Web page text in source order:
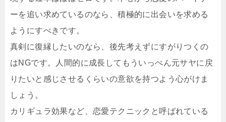
ーを追い求めているのなら、積極的に出会いを求める
ようにすべきです。
真剣に復縁したいのなら、後先考えずにすがりつくの
はNGです。人間的に成長してもういっぺん元サヤに戻
りたいと感じさせるくらいの意欲を持つよう心がけま
しょう。
カリギュラ効果など、恋愛テクニックと呼ばれている